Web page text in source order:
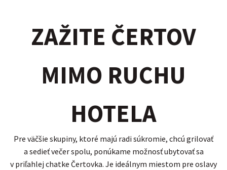
ZAŽITE ČERTOV
MIMO RUCHU
HOTELA
Pre väčšie skupiny, ktoré majú radi súkromie, chcú grilovať
a sedieť večer spolu, ponúkame možnosť ubytovať sa
v priľahlej chatke Čertovka. Je ideálnym miestom pre oslavy